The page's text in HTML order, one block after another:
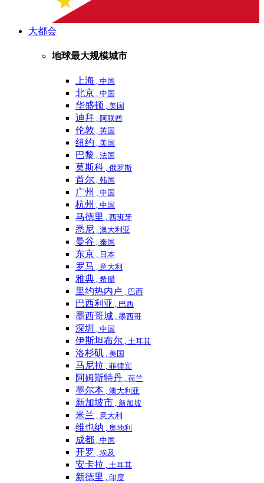
大都会
地球最大规模城市
上海 , 中国
北京 , 中国
华盛顿 , 美国
迪拜 , 阿联酋
伦敦 , 英国
纽约 , 美国
巴黎 , 法国
莫斯科 , 俄罗斯
首尔 , 韩国
广州 , 中国
杭州 , 中国
马德里 , 西班牙
悉尼 , 澳大利亚
曼谷 , 泰国
东京 , 日本
罗马 , 意大利
雅典 , 希腊
里约热内卢 , 巴西
巴西利亚 , 巴西
墨西哥城 , 墨西哥
深圳 , 中国
伊斯坦布尔 , 土耳其
洛杉矶 , 美国
马尼拉 , 菲律宾
阿姆斯特丹 , 荷兰
墨尔本 , 澳大利亚
新加坡市 , 新加坡
米兰 , 意大利
维也纳 , 奥地利
成都 , 中国
开罗 , 埃及
安卡拉 , 土耳其
新德里 , 印度